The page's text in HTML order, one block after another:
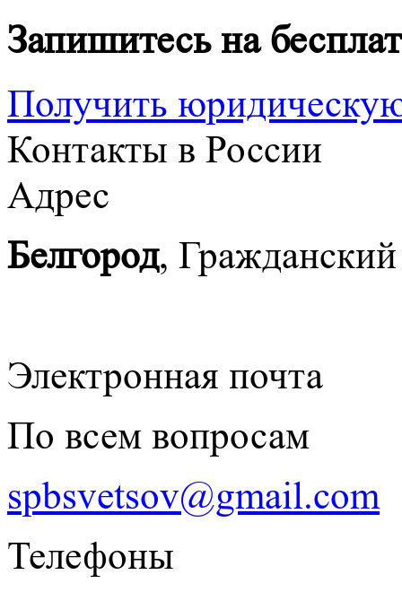
Запишитесь на
Получить
Контакты в России
Адрес
Белгород,
Электронная почта
По всем вопросам
spbsvetsov@gmail.com
Телефоны